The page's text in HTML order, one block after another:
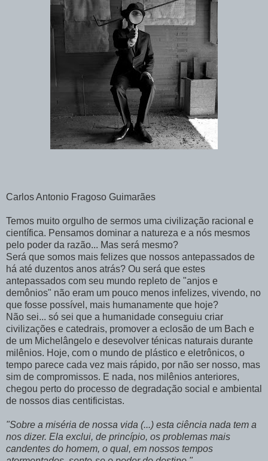
Carlos Antonio Fragoso Guimarães
Temos muito orgulho de sermos uma civilização racional e
científica. Pensamos dominar a natureza e a nós mesmos
pelo poder da razão... Mas será mesmo?
Será que somos mais felizes que nossos antepassados de
há até duzentos anos atrás? Ou será que estes
antepassados com seu mundo repleto de "anjos e
demônios" não eram um pouco menos infelizes, vivendo, no
que fosse possível, mais humanamente que hoje?
Não sei... só sei que a humanidade conseguiu criar
civilizações e catedrais, promover a eclosão de um Bach e
de um Michelângelo e desevolver ténicas naturais durante
milênios. Hoje, com o mundo de plástico e eletrônicos, o
tempo parece cada vez mais rápido, por não ser nosso, mas
sim de compromissos. E nada, nos milênios anteriores,
chegou perto do processo de degradação social e ambiental
de nossos dias centificistas.
"Sobre a miséria de nossa vida (...) esta ciência nada tem a
nos dizer. Ela exclui, de princípio, os problemas mais
candentes do homem, o qual, em nossos tempos